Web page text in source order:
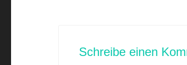
Schreibe einen